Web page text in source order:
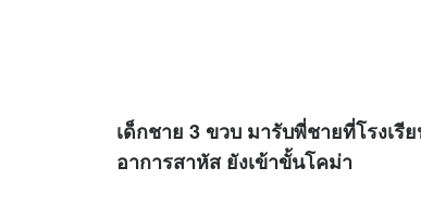
เด็กชาย 3 ขวบ มารับพี่ชายที่โรงเ
อาการสาหัส ยังเข้าขั้นโคม่า